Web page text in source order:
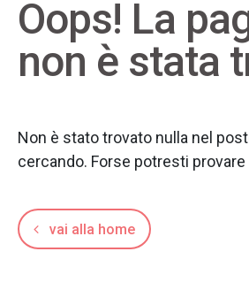
Oops! La
non è stata
Non è stato trovato nulla nel
cercando. Forse potresti
vai alla home